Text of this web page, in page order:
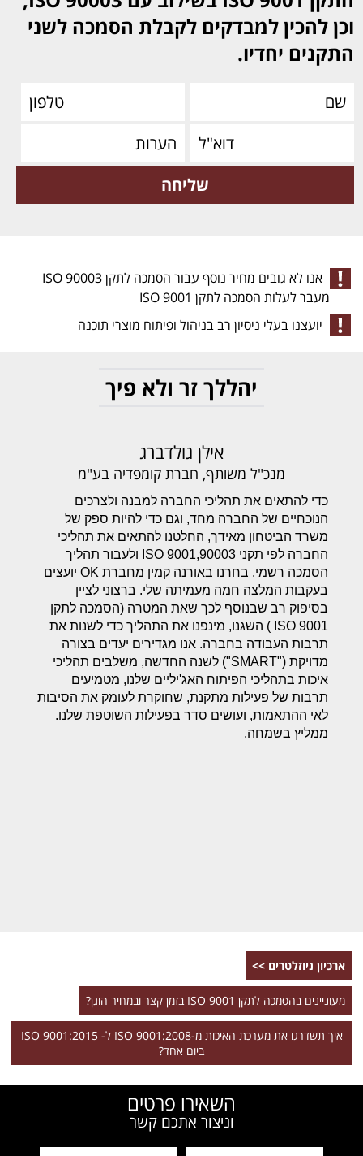
וכן להכין למבדקים לקבלת הסמכה לשני
התקנים יחדיו.
אנו לא גובים מחיר נוסף עבור הסמכה לתקן ISO 90003
מעבר לעלות הסמכה לתקן ISO 9001
יועצנו בעלי ניסיון רב בניהול ופיתוח מוצרי תוכנה
יהללך זר ולא פיך
אילן גולדברג
מנכ"ל משותף, חברת קומפדיה בע"מ
כדי להתאים את תהליכי החברה למבנה ולצרכים
הנוכחיים של החברה מחד, וגם כדי להיות ספק של
משרד הביטחון מאידך, החלטנו להתאים את תהליכי
החברה לפי תקני 9001,90003 ISO ולעבור תהליך
הסמכה רשמי. בחרנו באורנה קמין מחברת OK יועצים
בעקבות המלצה חמה מעמיתה שלי. ברצוני לציין
בסיפוק רב שבנוסף לכך שאת המטרה (הסמכה לתקן
9001 ISO ) השגנו, מינפנו את התהליך כדי לשנות את
תרבות העבודה בחברה. אנו מגדירים יעדים בצורה
מדויקת ("SMART") לשנה החדשה, משלבים תהליכי
איכות בתהליכי הפיתוח האג'יליים שלנו, מטמיעים
תרבות של פעילות מתקנת, שחוקרת לעומק את הסיבות
לאי ההתאמות, ועושים סדר בפעילות השוטפת שלנו.
ממליץ בשמחה.
ארכיון ניוזלטרים >>
מעוניינים בהסמכה לתקן ISO 9001 בזמן קצר ובמחיר הוגן?
איך תשדרגו את מערכת האיכות מ-ISO 9001:2008 ל- ISO 9001:2015
ביום אחד?
השאירו פרטים
וניצור אתכם קשר